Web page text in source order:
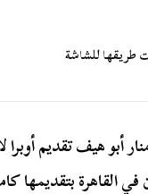
طريقها للشاشة
هيف تقديم أوبرا
القاهرة بتقديمها